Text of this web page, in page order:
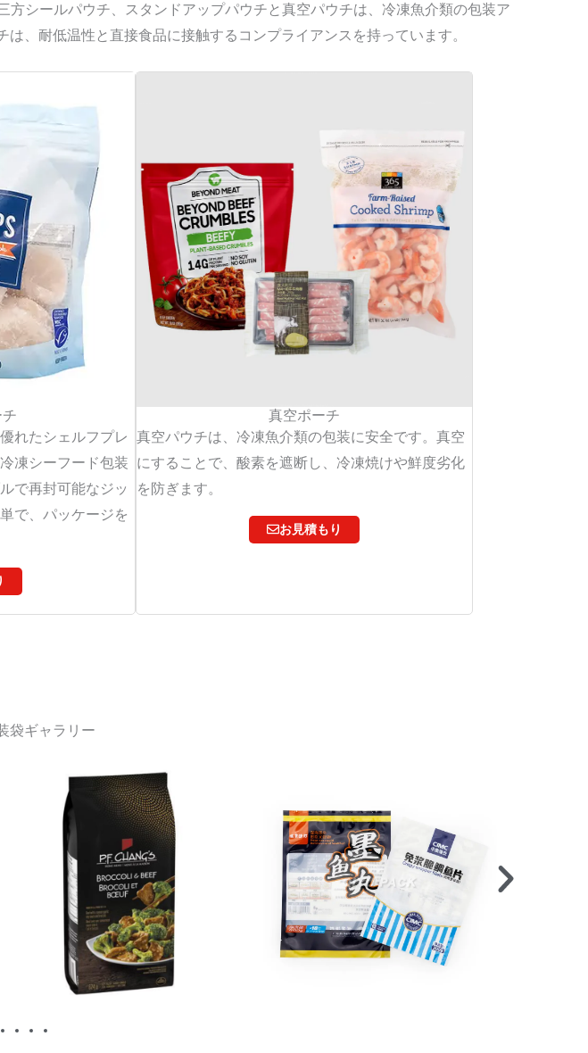
シールパウチ、スタンドアップパウチと真空パウチは、冷凍魚介類の包装ア
、耐低温性と直接食品に接触するコンプライアンスを持っています。
れたシェルフプレ
凍シーフード包装
で再封可能なジッ
で、パッケージを
真空ポーチ
真空パウチは、冷凍魚介類の包装に安全です。真空
にすることで、酸素を遮断し、冷凍焼けや鮮度劣化
を防ぎます。
お見積もり
袋ギャラリー